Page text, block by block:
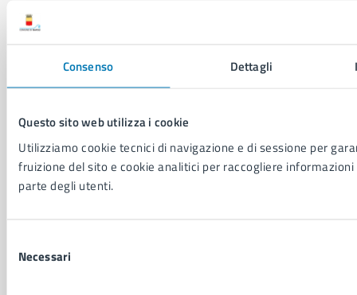
Consenso Dettagli
Questo sito web utilizza i cookie
Utilizziamo cookie tecnici di navigazione e di sessione per
fruizione del sito e cookie analitici per raccogliere
parte degli utenti.
delNecessari
Imprese e commercio
Servizi Cimiteriali
Vita lavorativa
NOVITÀ
Notizie
Avvisi